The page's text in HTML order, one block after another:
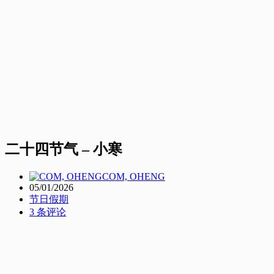
二十四节气 – 小寒
COM, OHENG
05/01/2026
节日假期
3 条评论